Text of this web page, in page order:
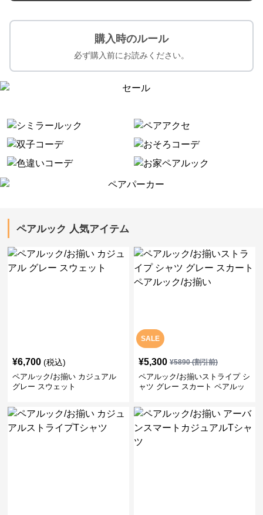
購入時のルール
必ず購入前にお読みください。
ペアルック 人気アイテム
¥6,700 (税込)
ペアルック/お揃い カジュアル
グレー スウェット
SALE
¥5,300 ¥5890(割引前)
ペアルック/お揃いストライプ シ
ャツ グレー スカート ペアルッ